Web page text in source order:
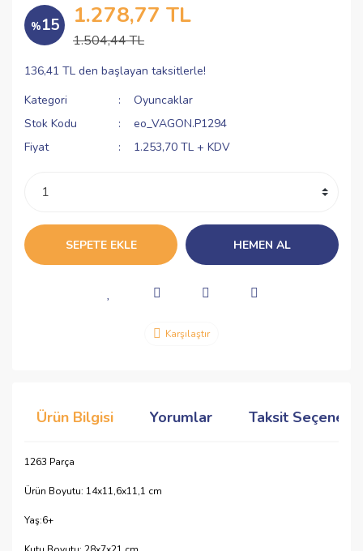
%15 1.278,77 TL
1.504,44 TL
136,41 TL den başlayan taksitlerle!
Kategori
Oyuncaklar
Stok Kodu
eo_VAGON.P1294
Fiyat
1.253,70 TL + KDV
SEPETE EKLE HEMEN AL
Karşılaştır
Ürün Bilgisi Yorumlar Taksit
1263 Parça
Ürün Boyutu: 14x11,6x11,1 cm
Yaş:6+